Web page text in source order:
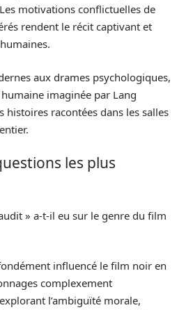
motivations conflictuelles de
rendent le récit captivant et
aux drames psychologiques,
imaginée par Lang
racontées dans les salles
les plus
» a-t-il eu sur le genre du film
influencé le film noir en
complexement
l’ambiguïté morale,